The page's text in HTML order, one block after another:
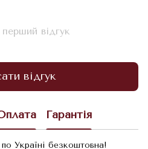
відгук
відгук
Гарантія
Україні безкоштовна!